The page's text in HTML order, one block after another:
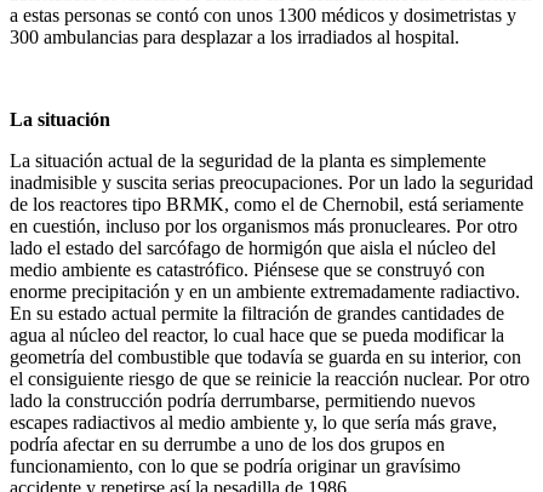
a estas personas se contó con unos 1300 médicos y dosimetristas y
300 ambulancias para desplazar a los irradiados al hospital.
La situación
La situación actual de la seguridad de la planta es simplemente
inadmisible y suscita serias preocupaciones. Por un lado la seguridad
de los reactores tipo BRMK, como el de Chernobil, está seriamente
en cuestión, incluso por los organismos más pronucleares. Por otro
lado el estado del sarcófago de hormigón que aisla el núcleo del
medio ambiente es catastrófico. Piénsese que se construyó con
enorme precipitación y en un ambiente extremadamente radiactivo.
En su estado actual permite la filtración de grandes cantidades de
agua al núcleo del reactor, lo cual hace que se pueda modificar la
geometría del combustible que todavía se guarda en su interior, con
el consiguiente riesgo de que se reinicie la reacción nuclear. Por otro
lado la construcción podría derrumbarse, permitiendo nuevos
escapes radiactivos al medio ambiente y, lo que sería más grave,
podría afectar en su derrumbe a uno de los dos grupos en
funcionamiento, con lo que se podría originar un gravísimo
accidente y repetirse así la pesadilla de 1986.